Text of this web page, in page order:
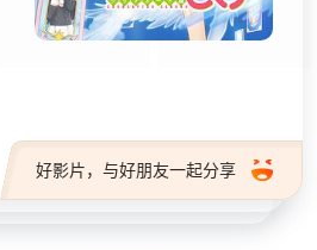
好影片，与好朋友一起分享